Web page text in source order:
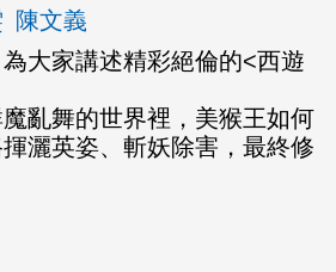
陳文義
大家講述精彩絕倫的<西遊
亂舞的世界裡，美猴王如何
灑英姿、斬妖除害，最終修